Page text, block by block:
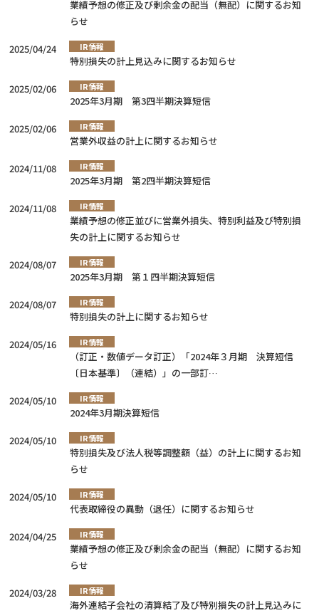
業績予想の修正及び剰余金の配当（無配）に関するお知
らせ
2025/04/24 IR情報
特別損失の計上見込みに関するお知らせ
2025/02/06 IR情報
2025年3月期 第3四半期決算短信
2025/02/06 IR情報
営業外収益の計上に関するお知らせ
2024/11/08 IR情報
2025年3月期 第2四半期決算短信
2024/11/08 IR情報
業績予想の修正並びに営業外損失、特別利益及び特別損
失の計上に関するお知らせ
2024/08/07 IR情報
2025年3月期 第１四半期決算短信
2024/08/07 IR情報
特別損失の計上に関するお知らせ
2024/05/16 IR情報
（訂正・数値データ訂正）「2024年３月期 決算短信
〔日本基準〕（連結）」の一部訂…
2024/05/10 IR情報
2024年3月期決算短信
2024/05/10 IR情報
特別損失及び法人税等調整額（益）の計上に関するお知
らせ
2024/05/10 IR情報
代表取締役の異動（退任）に関するお知らせ
2024/04/25 IR情報
業績予想の修正及び剰余金の配当（無配）に関するお知
らせ
2024/03/28 IR情報
海外連結子会社の清算結了及び特別損失の計上見込みに